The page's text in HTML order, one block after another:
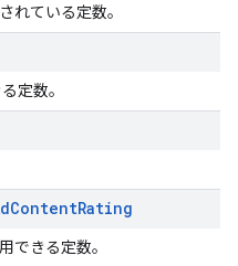
れている定数。
定数。
ContentRating
できる定数。